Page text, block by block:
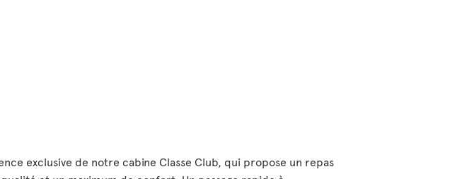
exclusive de notre cabine Classe Club, qui propose un repas